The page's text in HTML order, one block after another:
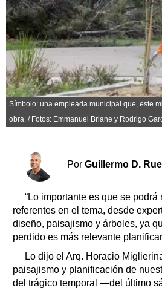
libre
Turismo
Salud
Es viral
El tiempo
Cartón Lleno
Fúnebres
Clasificados
Suplementos
Servicios
Loterías
Datos
Edictos
Símbolo: una empleada municipal que, este
obra. / Fotos: Emmanuel Briane y Rodrigo
Por Guillermo D.
“Lo importante es que se podrá
referentes en el tema, desde
diseño, paisajismo y árboles, ya
perdido es más relevante
Lo dijo el Arq. Horacio
paisajismo y planificación de
del trágico temporal —del último